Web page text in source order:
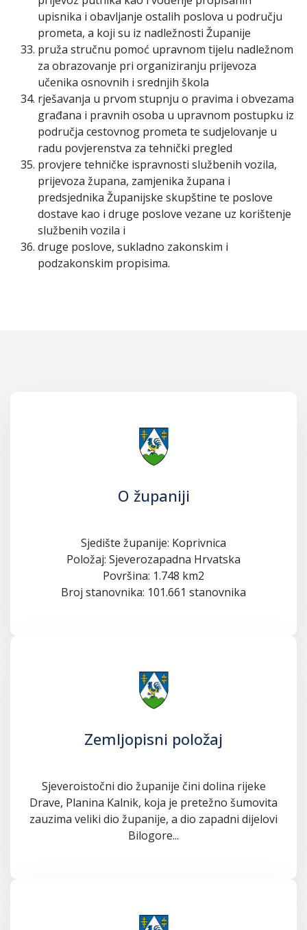
upisnika i obavljanje ostalih poslova u području
prometa, a koji su iz nadležnosti Županije
pruža stručnu pomoć upravnom tijelu nadležnom
za obrazovanje pri organiziranju prijevoza
učenika osnovnih i srednjih škola
rješavanja u prvom stupnju o pravima i obvezama
građana i pravnih osoba u upravnom postupku iz
područja cestovnog prometa te sudjelovanje u
radu povjerenstva za tehnički pregled
provjere tehničke ispravnosti službenih vozila,
prijevoza župana, zamjenika župana i
predsjednika Županijske skupštine te poslove
dostave kao i druge poslove vezane uz korištenje
službenih vozila i
druge poslove, sukladno zakonskim i
podzakonskim propisima.
O županiji
Sjedište županije: Koprivnica
Položaj: Sjeverozapadna Hrvatska
Površina: 1.748 km2
Broj stanovnika: 101.661 stanovnika
Zemljopisni položaj
Sjeveroistočni dio županije čini dolina rijeke
Drave, Planina Kalnik, koja je pretežno šumovita
zauzima veliki dio županije, a dio zapadni dijelovi
Bilogore...